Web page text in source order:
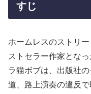
すじ
ホームレスのストリ
ストセラー作家とな
ラ猫ボブは、出版社
道、路上演奏の違反